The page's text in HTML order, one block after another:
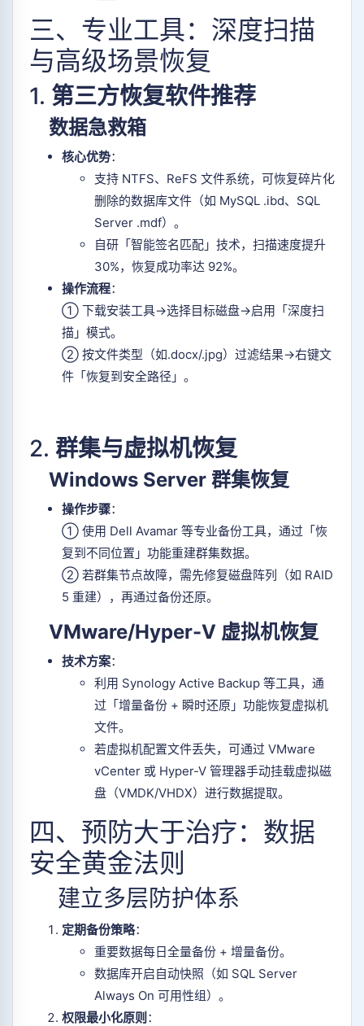
三、专业工具：深度扫描
与高级场景恢复
1. 第三方恢复软件推荐
数据急救箱
核心优势：
支持 NTFS、ReFS 文件系统，可恢复碎片化
删除的数据库文件（如 MySQL .ibd、SQL
Server .mdf）。
自研「智能签名匹配」技术，扫描速度提升
30%，恢复成功率达 92%。
操作流程：
① 下载安装工具→选择目标磁盘→启用「深度扫
描」模式。
② 按文件类型（如.docx/.jpg）过滤结果→右键文
件「恢复到安全路径」。
2. 群集与虚拟机恢复
Windows Server 群集恢复
操作步骤：
① 使用 Dell Avamar 等专业备份工具，通过「恢
复到不同位置」功能重建群集数据。
② 若群集节点故障，需先修复磁盘阵列（如 RAID
5 重建），再通过备份还原。
VMware/Hyper-V 虚拟机恢复
技术方案：
利用 Synology Active Backup 等工具，通
过「增量备份 + 瞬时还原」功能恢复虚拟机
文件。
若虚拟机配置文件丢失，可通过 VMware
vCenter 或 Hyper-V 管理器手动挂载虚拟磁
盘（VMDK/VHDX）进行数据提取。
四、预防大于治疗：数据
安全黄金法则
建立多层防护体系
定期备份策略：
重要数据每日全量备份 + 增量备份。
数据库开启自动快照（如 SQL Server
Always On 可用性组）。
权限最小化原则 ：